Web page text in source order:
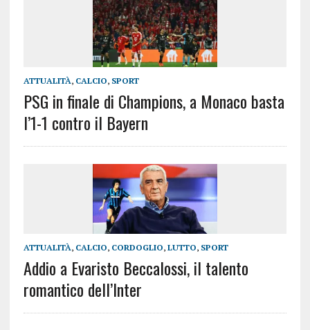
ATTUALITÀ, CALCIO, SPORT
PSG in finale di Champions, a Monaco basta
l’1-1 contro il Bayern
ATTUALITÀ, CALCIO, CORDOGLIO, LUTTO, SPORT
Addio a Evaristo Beccalossi, il talento
romantico dell’Inter